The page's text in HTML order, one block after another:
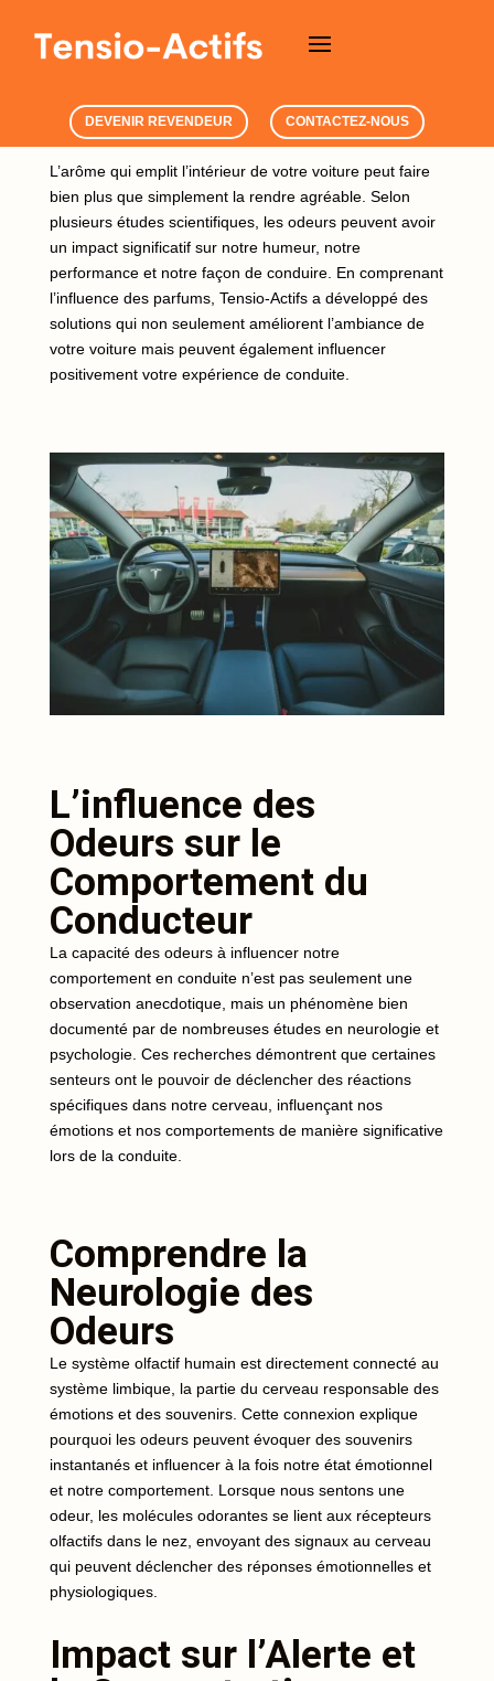
DEVENIR REVENDEUR CONTACTEZ-NOUS
L’arôme qui emplit l’intérieur de votre voiture peut faire
bien plus que simplement la rendre agréable. Selon
plusieurs études scientifiques, les odeurs peuvent avoir
un impact significatif sur notre humeur, notre
performance et notre façon de conduire. En comprenant
l’influence des parfums, Tensio-Actifs a développé des
solutions qui non seulement améliorent l’ambiance de
votre voiture mais peuvent également influencer
positivement votre expérience de conduite.
L’influence des
Odeurs sur le
Comportement du
Conducteur
La capacité des odeurs à influencer notre
comportement en conduite n’est pas seulement une
observation anecdotique, mais un phénomène bien
documenté par de nombreuses études en neurologie et
psychologie. Ces recherches démontrent que certaines
senteurs ont le pouvoir de déclencher des réactions
spécifiques dans notre cerveau, influençant nos
émotions et nos comportements de manière significative
lors de la conduite.
Comprendre la
Neurologie des
Odeurs
Le système olfactif humain est directement connecté au
système limbique, la partie du cerveau responsable des
émotions et des souvenirs. Cette connexion explique
pourquoi les odeurs peuvent évoquer des souvenirs
instantanés et influencer à la fois notre état émotionnel
et notre comportement. Lorsque nous sentons une
odeur, les molécules odorantes se lient aux récepteurs
olfactifs dans le nez, envoyant des signaux au cerveau
qui peuvent déclencher des réponses émotionnelles et
physiologiques.
Impact sur l’Alerte et